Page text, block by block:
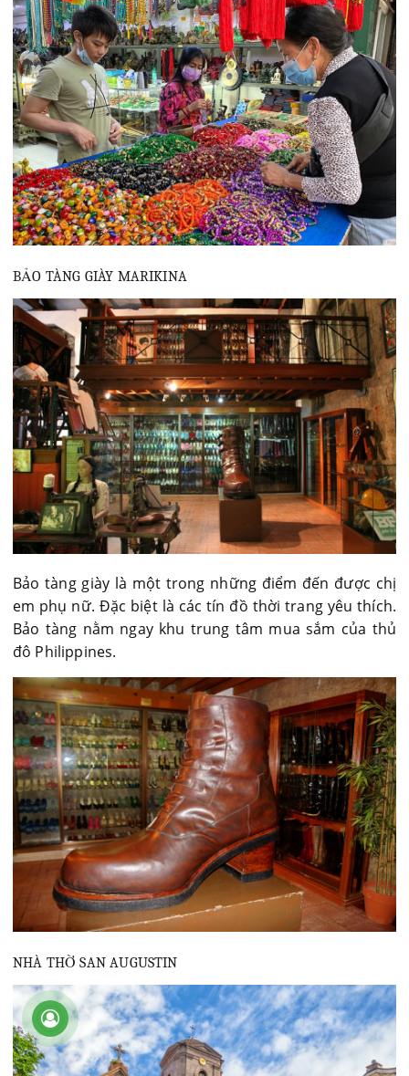
BẢO TÀNG GIÀY MARIKINA
Bảo tàng giày là một trong những điểm đến được chị
em phụ nữ. Đặc biệt là các tín đồ thời trang yêu thích.
Bảo tàng nằm ngay khu trung tâm mua sắm của thủ
đô Philippines.
NHÀ THỜ SAN AUGUSTIN